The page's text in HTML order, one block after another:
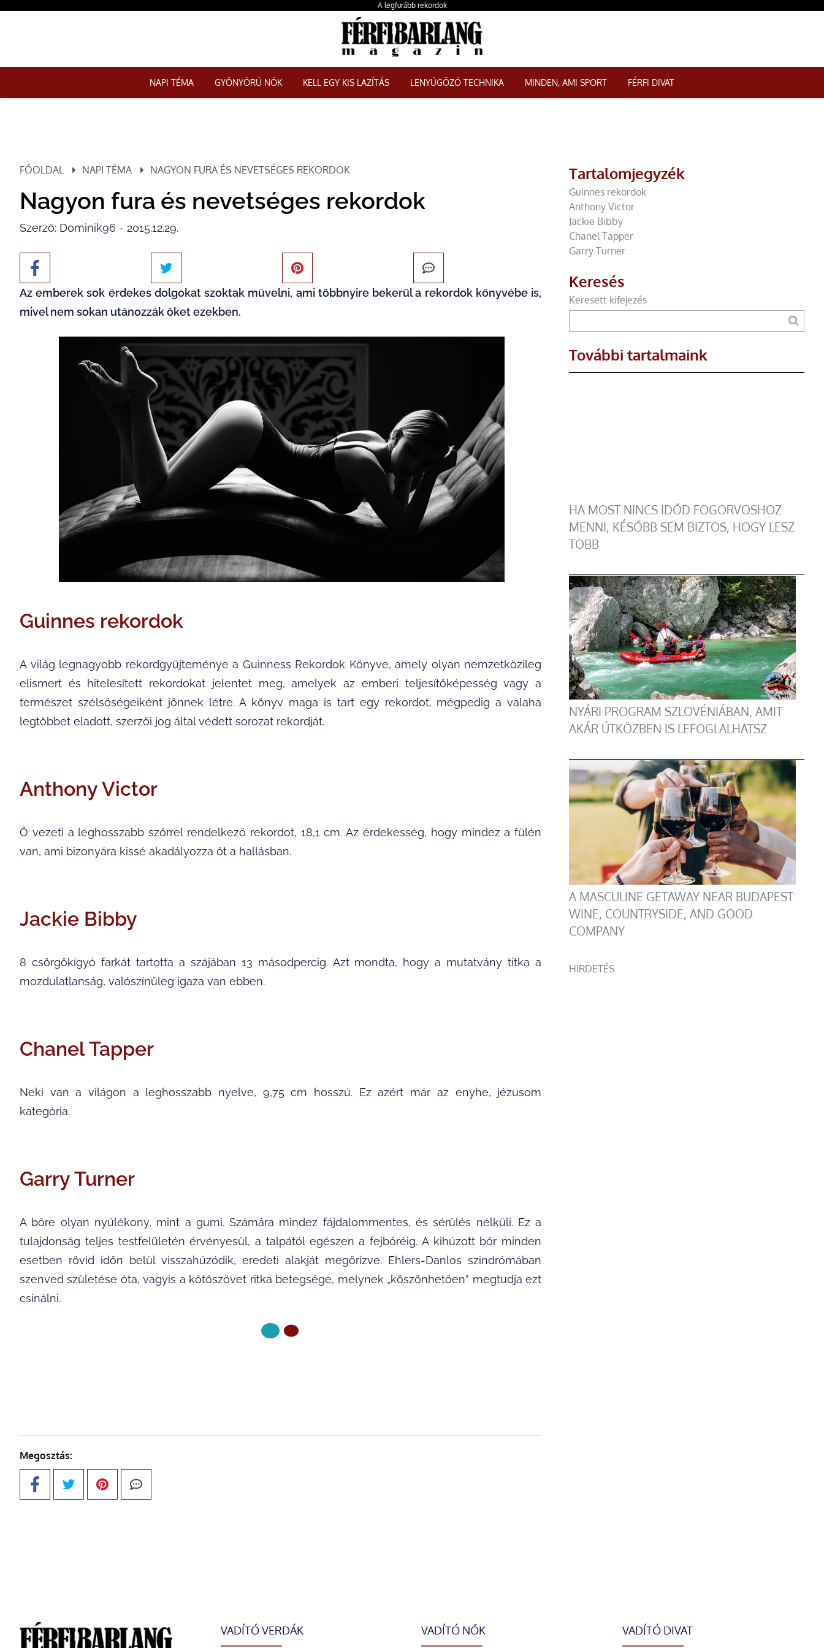
A legfurább rekordok
NAPI TÉMA GYÖNYÖRŰ NŐK KELL EGY KIS LAZÍTÁS LENYŰGÖZŐ TECHNIKA MINDEN, AMI SPORT FÉRFI DIVAT
FŐOLDAL NAPI TÉMA NAGYON FURA ÉS NEVETSÉGES REKORDOK
Nagyon fura és nevetséges rekordok
Szerző: Dominik96 - 2015.12.29.
Az emberek sok érdekes dolgokat szoktak művelni, ami többnyire bekerül a rekordok könyvébe is,
mivel nem sokan utánozzák őket ezekben.
Guinnes rekordok
A világ legnagyobb rekordgyűjteménye a Guinness Rekordok Könyve, amely olyan nemzetközileg
elismert és hitelesített rekordokat jelentet meg, amelyek az emberi teljesítőképesség vagy a
természet szélsőségeiként jönnek létre. A könyv maga is tart egy rekordot, mégpedig a valaha
legtöbbet eladott, szerzői jog által védett sorozat rekordját.
Anthony Victor
Ő vezeti a leghosszabb szőrrel rendelkező rekordot, 18,1 cm. Az érdekesség, hogy mindez a fülén
van, ami bizonyára kissé akadályozza őt a hallásban.
Jackie Bibby
8 csörgőkígyó farkát tartotta a szájában 13 másodpercig. Azt mondta, hogy a mutatvány titka a
mozdulatlanság, valószínűleg igaza van ebben.
Chanel Tapper
Neki van a világon a leghosszabb nyelve, 9,75 cm hosszú. Ez azért már az enyhe, jézusom
kategória.
Garry Turner
A bőre olyan nyúlékony, mint a gumi. Számára mindez fájdalommentes, és sérülés nélküli. Ez a
tulajdonság teljes testfelületén érvényesül, a talpától egészen a fejbőréig. A kihúzott bőr minden
esetben rövid időn belül visszahúzódik, eredeti alakját megőrizve. Ehlers-Danlos szindrómában
szenved születése óta, vagyis a kötőszövet ritka betegsége, melynek „köszönhetően” megtudja ezt
csinálni.
Megosztás:
Tartalomjegyzék
Guinnes rekordok
Anthony Victor
Jackie Bibby
Chanel Tapper
Garry Turner
Keresés
Keresett kifejezés
További tartalmaink
HA MOST NINCS IDŐD FOGORVOSHOZ
MENNI, KÉSŐBB SEM BIZTOS, HOGY LESZ
TÖBB
NYÁRI PROGRAM SZLOVÉNIÁBAN, AMIT
AKÁR ÚTKÖZBEN IS LEFOGLALHATSZ
A MASCULINE GETAWAY NEAR BUDAPEST:
WINE, COUNTRYSIDE, AND GOOD
COMPANY
HIRDETÉS
VADÍTÓ VERDÁK VADÍTÓ NŐK VADÍTÓ DIVAT